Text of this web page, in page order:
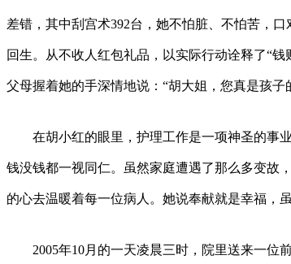
差错，其中刮宫术392台，她不怕脏、不怕苦，
回生。从不收人红包礼品，以实际行动诠释了“
父母握着她的手深情地说：“胡大姐，您真是孩
在胡小红的眼里，护理工作是一项神圣的事
钱没钱都一视同仁。虽然家庭遭遇了那么多变故
的心去温暖着每一位病人。她说奉献就是幸福，
2005年10月的一天凌晨三时，院里送来一位